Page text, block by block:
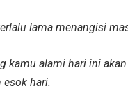
lama menangisi
kamu alami hari ini
esok hari.